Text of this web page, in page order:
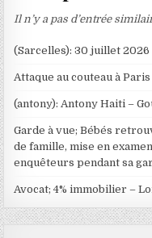
Il n’y a pas d’entrée
(Sarcelles): 30 juillet 2026
Attaque au couteau à Paris
(antony): Antony Haiti –
Garde à vue; Bébés
de famille, mise en
enquêteurs pendant sa
Avocat; 4% immobilier –